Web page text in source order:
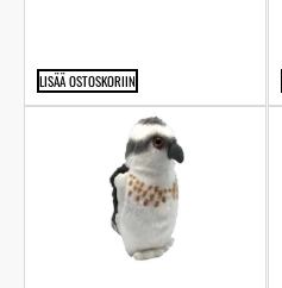
LISÄÄ OSTOSKORIIN